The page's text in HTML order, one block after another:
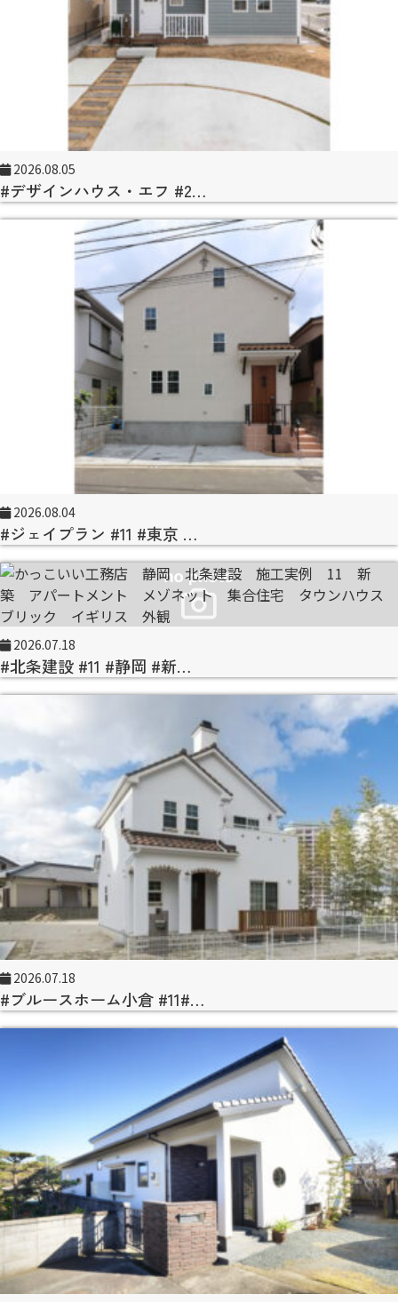
2026.08.05
#デザインハウス・エフ #2…
2026.08.04
#ジェイプラン #11 #東京 …
2026.07.18
#北条建設 #11 #静岡 #新…
2026.07.18
#ブルースホーム小倉 #11#…